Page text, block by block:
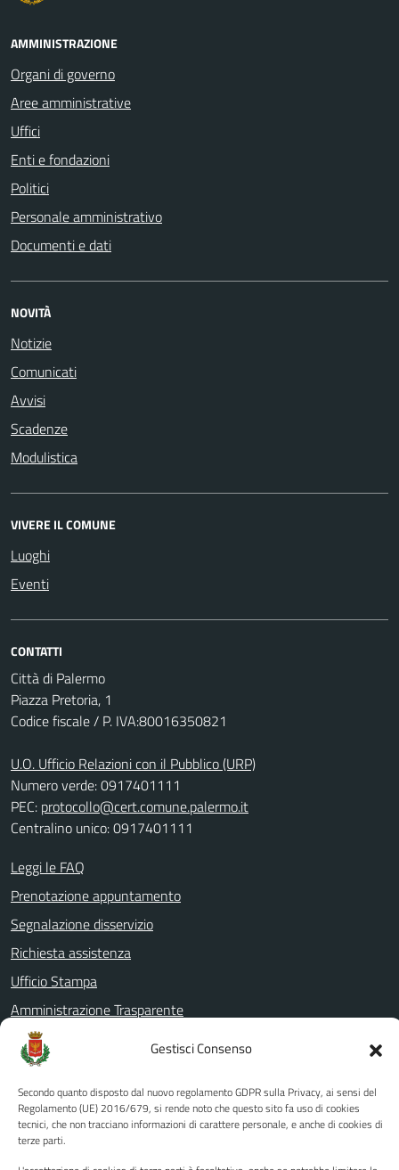
Gestisci Consenso
Secondo quanto disposto dal nuovo regolamento GDPR sulla Privacy, ai sensi del
Regolamento (UE) 2016/679, si rende noto che questo sito fa uso di cookies
tecnici, che non tracciano informazioni di carattere personale, e anche di cookies di
terze parti.
AMMINISTRAZIONE
Organi di governo
Aree amministrative
Uffici
Enti e fondazioni
Politici
Personale amministrativo
Documenti e dati
NOVITÀ
Notizie
Comunicati
Avvisi
Scadenze
Modulistica
VIVERE IL COMUNE
Luoghi
Eventi
CONTATTI
Città di Palermo
Piazza Pretoria, 1
Codice fiscale / P. IVA:80016350821
U.O. Ufficio Relazioni con il Pubblico (URP)
Numero verde: 0917401111
PEC: protocollo@cert.comune.palermo.it
Centralino unico: 0917401111
Leggi le FAQ
Prenotazione appuntamento
Segnalazione disservizio
Richiesta assistenza
Ufficio Stampa
Amministrazione Trasparente
Albo pretorio
Informativa privacy
Note legali
Dichiarazione di accessibilità
Piano di miglioramento del sito